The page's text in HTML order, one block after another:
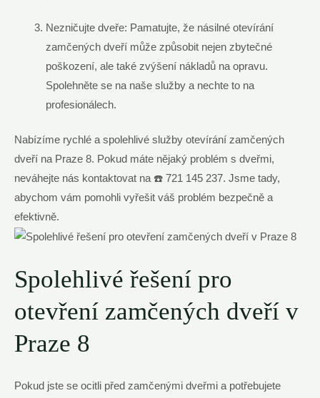
Nezničujte dveře: Pamatujte, že násilné otevírání
zamčených ‍dveří ‌může způsobit ⁢nejen zbytečné
⁢poškození, ale také zvýšení nákladů na opravu.
Spolehněte⁤ se⁤ na naše ⁣služby a​ nechte to na⁤
profesionálech.
Nabízíme rychlé a spolehlivé služby otevírání zamčených
dveří na ‍Praze 8. Pokud máte nějaký​ problém s dveřmi,
⁣neváhejte nás kontaktovat na ☎️ 721 145 237. Jsme tady,
abychom vám pomohli vyřešit váš problém ⁢bezpečně a
efektivně.
Spolehlivé řešení pro
otevření ⁣zamčených dveří v
Praze 8
Pokud jste se ocitli⁢ před ⁢zamčenými dveřmi a potřebujete